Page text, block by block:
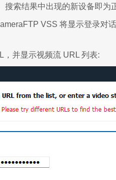
索结果中出现的新设备即为
VSS 将显示登录对
，并显示视频流 URL 列表: